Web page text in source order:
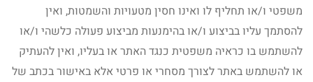
משפטי ו/או תחליף לו ואינו חסין מטעויות והשמטות, ואין
להסתמך עליו בביצוע ו/או בהימנעות מביצוע פעולה כלשהי ו/או
להשתמש בו כראיה משפטית כנגד האתר או בעליו, ואין להעתיק
או להשתמש באתר לצורך מסחרי או פרטי אלא באישור בכתב של